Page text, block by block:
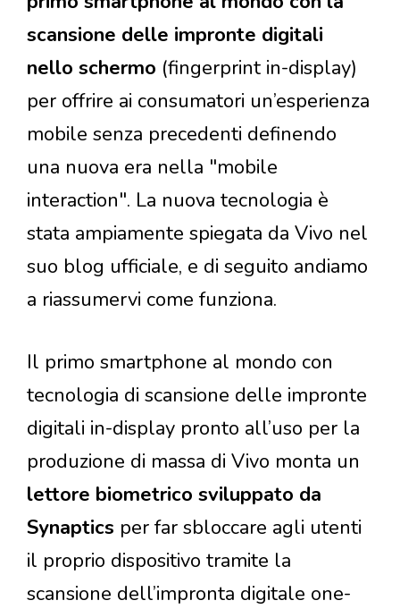
scansione delle impronte digitali
nello schermo (fingerprint in-display)
per offrire ai consumatori un’esperienza
mobile senza precedenti definendo
una nuova era nella "mobile
interaction". La nuova tecnologia è
stata ampiamente spiegata da Vivo nel
suo blog ufficiale, e di seguito andiamo
a riassumervi come funziona.
Il primo smartphone al mondo con
tecnologia di scansione delle impronte
digitali in-display pronto all’uso per la
produzione di massa di Vivo monta un
lettore biometrico sviluppato da
Synaptics per far sbloccare agli utenti
il proprio dispositivo tramite la
scansione dell’impronta digitale one-